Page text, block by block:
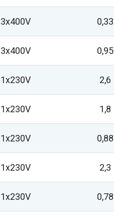
3x400V 0,33
3x400V 0,95
1x230V 2,6
1x230V 1,8
1x230V 0,88
1x230V 2,3
1x230V 0,78